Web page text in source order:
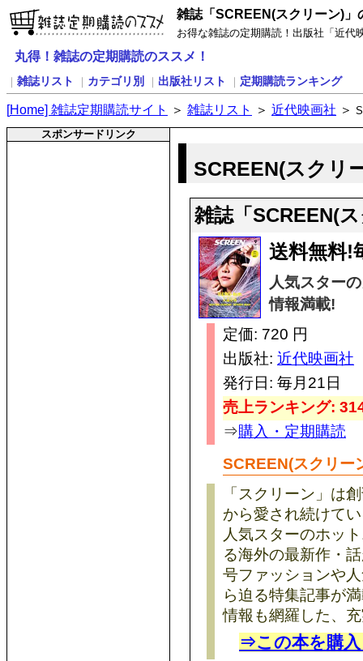
雑誌「SCREEN(スクリーン)」
お得な雑誌の定期購読！出版社「近代
丸得！雑誌の定期購読のススメ！
雑誌リスト カテゴリ別 出版社リスト 定期購読ランキング
[Home] 雑誌定期購読サイト ＞ 雑誌リスト ＞ 近代映画社 ＞
スポンサードリンク
SCREEN(スクリ
雑誌「SCREEN(
送料無料!
人気スター
情報満載!
定価: 720 円
出版社: 近代映画社
発行日: 毎月21日
売上ランキング:
⇒購入・定期購読
SCREEN(スクリー
「スクリーン」は
から愛され続けて
人気スターのホッ
る海外の最新作・
号ファッションや
ら迫る特集記事が
情報も網羅した、
⇒この本を購